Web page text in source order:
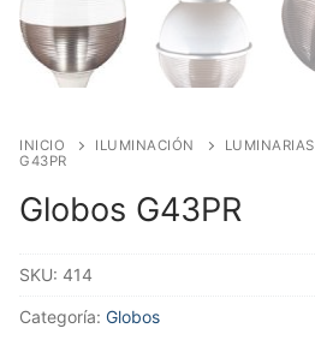
INICIO ILUMINACIÓN LUMINARIAS
G43PR
Globos G43PR
SKU: 414
Categoría: Globos